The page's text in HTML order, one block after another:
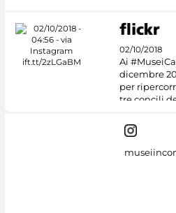
02/10/2018
Ai
dicembre
per
tre concili